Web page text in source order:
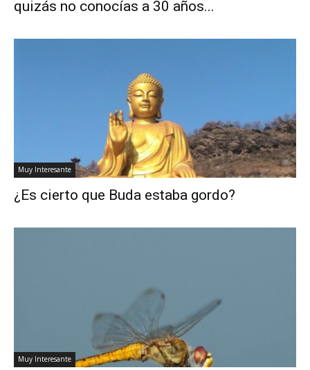
quizás no conocías a 30 años...
Muy Interesante
¿Es cierto que Buda estaba gordo?
Muy Interesante